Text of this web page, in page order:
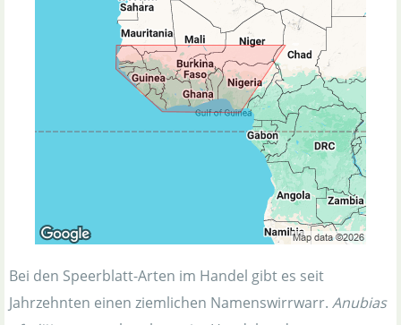
Bei den Speerblatt-Arten im Handel gibt es seit
Jahrzehnten einen ziemlichen Namenswirrwarr. Anubias